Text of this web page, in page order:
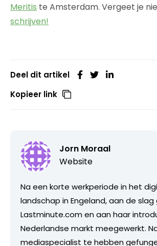
Meritis te Amsterdam. Vergeet je
schrijven!
Deel dit artikel
Kopieer link
Jorn Moraal
Website
Na een korte werkperiode in het
landschap in Engeland, aan de
Lastminute.com en aan haar
Nederlandse markt meegewerkt.
mediaspecialist te hebben